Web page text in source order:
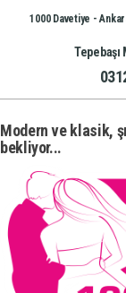
İçeriğe1000 Davetiye -
Tepebaşı
Modern ve klasik,
bekliyor...